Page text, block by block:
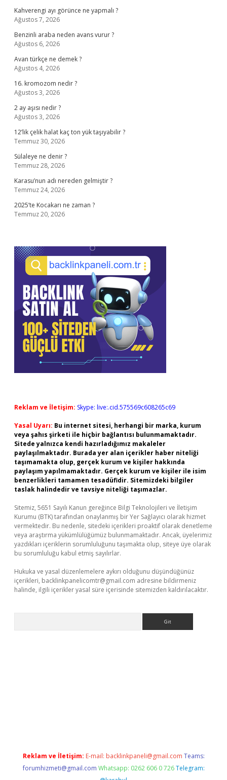
Kahverengi ayı görünce ne yapmalı ?
Ağustos 7, 2026
Benzinli araba neden avans vurur ?
Ağustos 6, 2026
Avan türkçe ne demek ?
Ağustos 4, 2026
16. kromozom nedir ?
Ağustos 3, 2026
2 ay aşısı nedir ?
Ağustos 3, 2026
12’lik çelik halat kaç ton yük taşıyabilir ?
Temmuz 30, 2026
Sülaleye ne denir ?
Temmuz 28, 2026
Karasu’nun adı nereden gelmiştir ?
Temmuz 24, 2026
2025’te Kocakarı ne zaman ?
Temmuz 20, 2026
Reklam ve İletişim: Skype: live:.cid.575569c608265c69
Yasal Uyarı: Bu internet sitesi, herhangi bir marka, kurum
veya şahıs şirketi ile hiçbir bağlantısı bulunmamaktadır.
Sitede yalnızca kendi hazırladığımız makaleler
paylaşılmaktadır. Burada yer alan içerikler haber niteliği
taşımamakta olup, gerçek kurum ve kişiler hakkında
paylaşım yapılmamaktadır. Gerçek kurum ve kişiler ile isim
benzerlikleri tamamen tesadüfidir. Sitemizdeki bilgiler
taslak halindedir ve tavsiye niteliği taşımazlar.
Sitemiz, 5651 Sayılı Kanun gereğince Bilgi Teknolojileri ve İletişim
Kurumu (BTK) tarafından onaylanmış bir Yer Sağlayıcı olarak hizmet
vermektedir. Bu nedenle, sitedeki içerikleri proaktif olarak denetleme
veya araştırma yükümlülüğümüz bulunmamaktadır. Ancak, üyelerimiz
yazdıkları içeriklerin sorumluluğunu taşımakta olup, siteye üye olarak
bu sorumluluğu kabul etmiş sayılırlar.
Hukuka ve yasal düzenlemelere aykırı olduğunu düşündüğünüz
içerikleri, backlinkpanelicomtr@gmail.com adresine bildirmeniz
halinde, ilgili içerikler yasal süre içerisinde sitemizden kaldırılacaktır.
Reklam ve İletişim: E-mail: backlinkpaneli@gmail.com Teams:
forumhizmeti@gmail.com Whatsapp: 0262 606 0 726 Telegram: